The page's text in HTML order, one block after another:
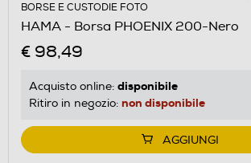
BORSE E CUSTODIE FOTO
HAMA - Borsa PHOENIX 200-Nero
€ 98,49
Acquisto online: disponibile
Ritiro in negozio: non disponibile
AGGIUNGI